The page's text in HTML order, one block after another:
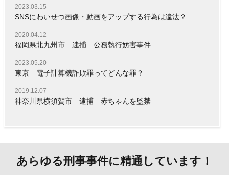
2023.03.15
SNSにわいせつ画像・動画をアップする行為は違法？
2020.04.12
福岡県北九州市 逮捕 公務執行妨害事件
2023.05.20
東京 電子計算機詐欺罪ってどんな罪？
2019.12.07
神奈川県横須賀市 逮捕 赤ちゃんを監禁
あらゆる刑事事件に精通しています！